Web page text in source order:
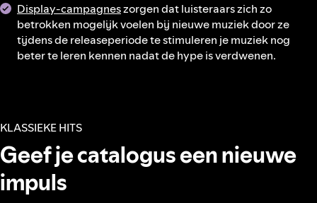
Display-campagneszorgen dat luisteraars zich zo
betrokken mogelijk voelen bij nieuwe muziek door ze
tijdens de releaseperiode te stimuleren je muziek nog
beter te leren kennen nadat de hype is verdwenen.
KLASSIEKE HITS
Geef je catalogus een nieuwe
impuls